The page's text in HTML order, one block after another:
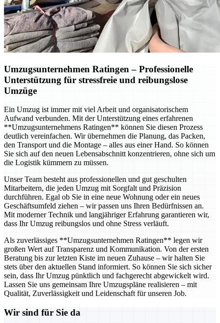
Umzugsunternehmen Ratingen – Professionelle
Unterstützung für stressfreie und reibungslose
Umzüge
Ein Umzug ist immer mit viel Arbeit und organisatorischem
Aufwand verbunden. Mit der Unterstützung eines erfahrenen
**Umzugsunternehmens Ratingen** können Sie diesen Prozess
deutlich vereinfachen. Wir übernehmen die Planung, das Packen,
den Transport und die Montage – alles aus einer Hand. So können
Sie sich auf den neuen Lebensabschnitt konzentrieren, ohne sich um
die Logistik kümmern zu müssen.
Unser Team besteht aus professionellen und gut geschulten
Mitarbeitern, die jeden Umzug mit Sorgfalt und Präzision
durchführen. Egal ob Sie in eine neue Wohnung oder ein neues
Geschäftsumfeld ziehen – wir passen uns Ihren Bedürfnissen an.
Mit moderner Technik und langjähriger Erfahrung garantieren wir,
dass Ihr Umzug reibungslos und ohne Stress verläuft.
Als zuverlässiges **Umzugsunternehmen Ratingen** legen wir
großen Wert auf Transparenz und Kommunikation. Von der ersten
Beratung bis zur letzten Kiste im neuen Zuhause – wir halten Sie
stets über den aktuellen Stand informiert. So können Sie sich sicher
sein, dass Ihr Umzug pünktlich und fachgerecht abgewickelt wird.
Lassen Sie uns gemeinsam Ihre Umzugspläne realisieren – mit
Qualität, Zuverlässigkeit und Leidenschaft für unseren Job.
Wir sind für Sie da